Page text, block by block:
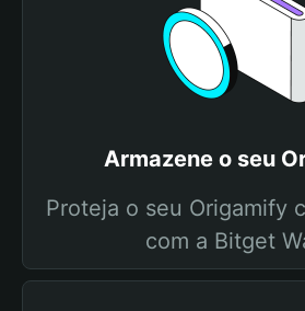
Armazene o seu
Proteja o seu Origamify
com a Bitget